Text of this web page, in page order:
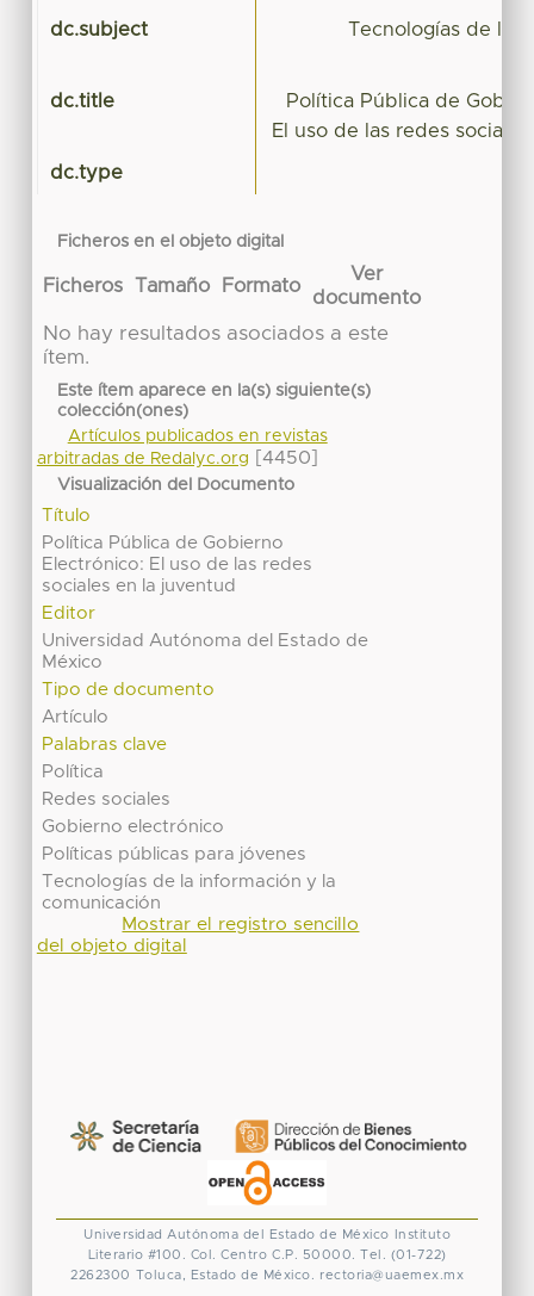
dc.subject Tecnologías de la
dc.title
Política Pública de
El uso de las redes
dc.type
Ficheros en el objeto digital
Ficheros Tamaño Formato
Ver
documento
No hay resultados asociados a este
ítem.
Este ítem aparece en la(s) siguiente(s)
colección(ones)
Artículos publicados en revistas
arbitradas de Redalyc.org
[4450]
Visualización del Documento
Título
Política Pública de Gobierno
Electrónico: El uso de las redes
sociales en la juventud
Editor
Universidad Autónoma del Estado de
México
Tipo de documento
Artículo
Palabras clave
Política
Redes sociales
Gobierno electrónico
Políticas públicas para jóvenes
Tecnologías de la información y la
comunicación
Mostrar el registro sencillo
del objeto digital
Universidad Autónoma del Estado de México
Instituto
Literario #100. Col. Centro C.P. 50000. Tel. (01-722)
2262300 Toluca, Estado de México. rectoria@uaemex.mx